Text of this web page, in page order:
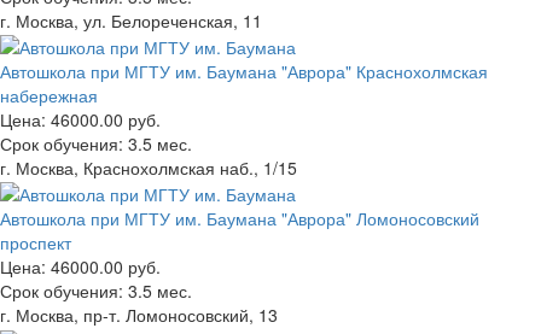
г. Москва, ул. Белореченская, 11
Автошкола при МГТУ им. Баумана "Аврора" Краснохолмская
набережная
Цена: 46000.00 руб.
Срок обучения: 3.5 мес.
г. Москва, Краснохолмская наб., 1/15
Автошкола при МГТУ им. Баумана "Аврора" Ломоносовский
проспект
Цена: 46000.00 руб.
Срок обучения: 3.5 мес.
г. Москва, пр-т. Ломоносовский, 13